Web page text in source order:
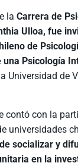
laCarrera de
Ulloa, fue
de
una Psicología
Universidad de
contó con la
universidades
socializar y
en la